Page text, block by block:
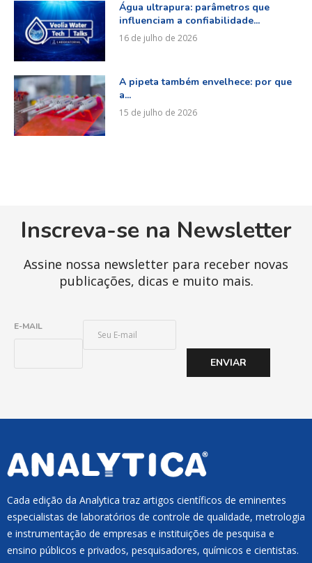
Água ultrapura: parâmetros que
influenciam a confiabilidade...
16 de julho de 2026
A pipeta também envelhece: por que
a...
15 de julho de 2026
Inscreva-se na Newsletter
Assine nossa newsletter para receber novas
publicações, dicas e muito mais.
E-MAIL
ENVIAR
Cada edição da Analytica traz artigos científicos de eminentes
especialistas de laboratórios de controle de qualidade, metrologia
e instrumentação de empresas e instituições de pesquisa e
ensino públicos e privados, pesquisadores, químicos e cientistas.